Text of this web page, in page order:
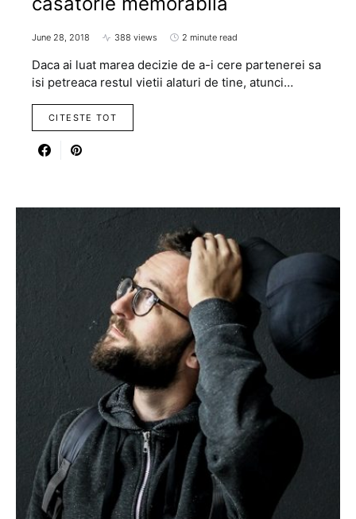
June 28, 2018 388 views 2 minute read
Daca ai luat marea decizie de a-i cere partenerei sa
isi petreaca restul vietii alaturi de tine, atunci…
CITESTE TOT